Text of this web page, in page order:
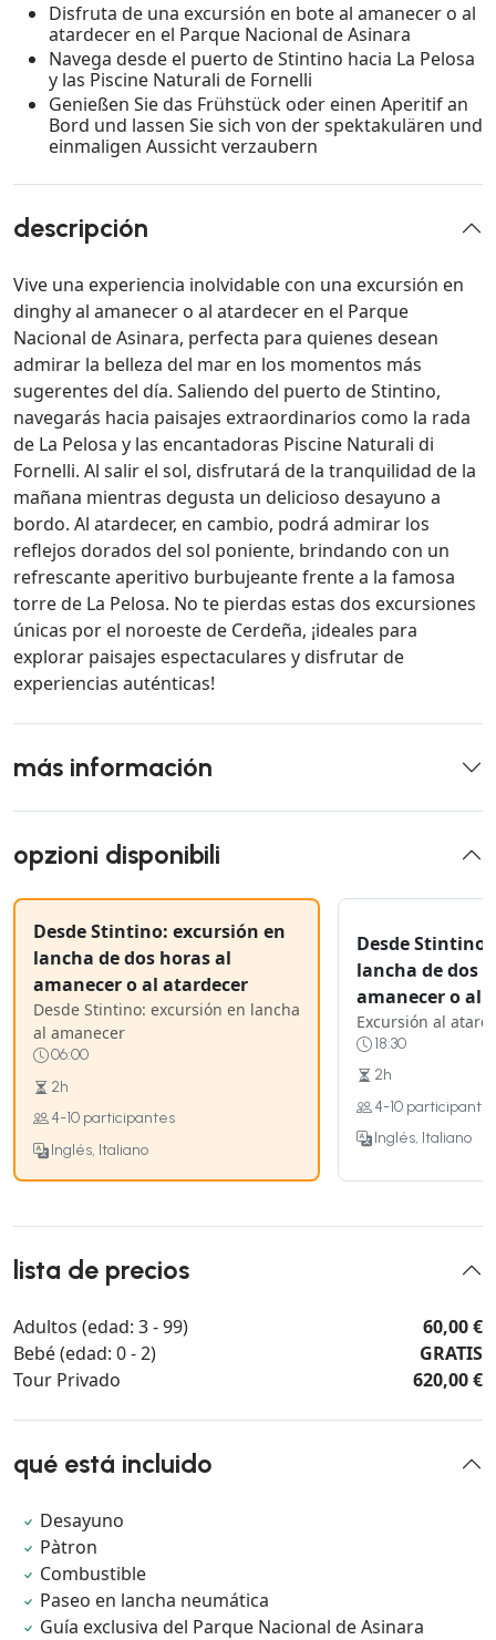
Disfruta de una excursión en bote al amanecer o al
atardecer en el Parque Nacional de Asinara
Navega desde el puerto de Stintino hacia La Pelosa
y las Piscine Naturali de Fornelli
Genießen Sie das Frühstück oder einen Aperitif an
Bord und lassen Sie sich von der spektakulären und
einmaligen Aussicht verzaubern
descripción
Vive una experiencia inolvidable con una excursión en
dinghy al amanecer o al atardecer en el Parque
Nacional de Asinara, perfecta para quienes desean
admirar la belleza del mar en los momentos más
sugerentes del día. Saliendo del puerto de Stintino,
navegarás hacia paisajes extraordinarios como la rada
de La Pelosa y las encantadoras Piscine Naturali di
Fornelli. Al salir el sol, disfrutará de la tranquilidad de la
mañana mientras degusta un delicioso desayuno a
bordo. Al atardecer, en cambio, podrá admirar los
reflejos dorados del sol poniente, brindando con un
refrescante aperitivo burbujeante frente a la famosa
torre de La Pelosa. No te pierdas estas dos excursiones
únicas por el noroeste de Cerdeña, ¡ideales para
explorar paisajes espectaculares y disfrutar de
experiencias auténticas!
más información
opzioni disponibili
Desde Stintino: excursión en
lancha de dos horas al
amanecer o al atardecer
Desde Stintino: excursión en lancha
al amanecer
06:00
2h
4-10 participantes
Inglés, Italiano
Desde
lancha de dos
amanecer o al
Excursión al
18:30
2h
4-10
Inglés, Italiano
lista de precios
Adultos (edad: 3 - 99)
60,00 €
Bebé (edad: 0 - 2)
GRATIS
Tour Privado
620,00 €
qué está incluido
Desayuno
Pàtron
Combustible
Paseo en lancha neumática
Guía exclusiva del Parque Nacional de Asinara